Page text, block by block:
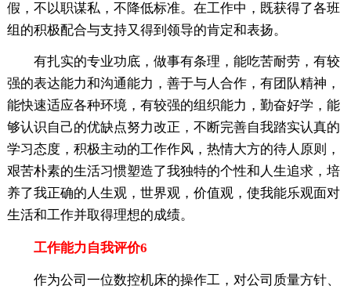
假，不以职谋私，不降低标准。在工作中，既获得了各班
组的积极配合与支持又得到领导的肯定和表扬。
有扎实的专业功底，做事有条理，能吃苦耐劳，有较
强的表达能力和沟通能力，善于与人合作，有团队精神，
能快速适应各种环境，有较强的组织能力，勤奋好学，能
够认识自己的优缺点努力改正，不断完善自我踏实认真的
学习态度，积极主动的工作作风，热情大方的待人原则，
艰苦朴素的生活习惯塑造了我独特的个性和人生追求，培
养了我正确的人生观，世界观，价值观，使我能乐观面对
生活和工作并取得理想的成绩。
工作能力自我评价6
作为公司一位数控机床的操作工，对公司质量方针、